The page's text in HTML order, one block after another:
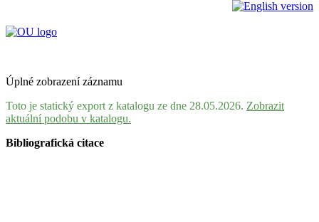
Úplné zobrazení záznamu
Toto je statický export z katalogu ze dne 28.05.2026. Zobrazit
aktuální podobu v katalogu.
Bibliografická citace